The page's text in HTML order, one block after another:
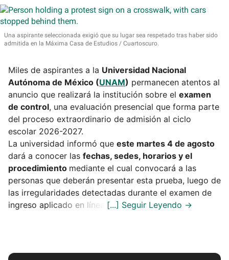
Una aspirante seleccionada exigió que su lugar sea respetado tras haber sido
admitida en la Máxima Casa de Estudios
Cuartoscuro.
Miles de aspirantes a la Universidad Nacional
Autónoma de México (UNAM) permanecen atentos al
anuncio que realizará la institución sobre el examen
de control, una evaluación presencial que forma parte
del proceso extraordinario de admisión al ciclo
escolar 2026-2027.
La universidad informó que este martes 4 de agosto
dará a conocer las fechas, sedes, horarios y el
procedimiento mediante el cual convocará a las
personas que deberán presentar esta prueba, luego de
las irregularidades detectadas durante el examen de
ingreso aplicado en línea.